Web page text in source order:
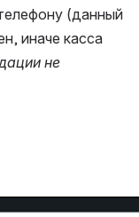
(данный
иначе касса
не